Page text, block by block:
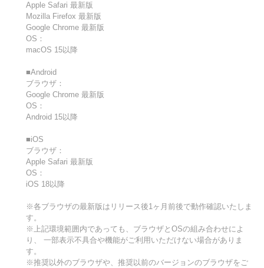
Apple Safari 最新版
Mozilla Firefox 最新版
Google Chrome 最新版
OS：
macOS 15以降
■Android
ブラウザ：
Google Chrome 最新版
OS：
Android 15以降
■iOS
ブラウザ：
Apple Safari 最新版
OS：
iOS 18以降
※各ブラウザの最新版はリリース後1ヶ月前後で動作確認いたしま
す。
※上記環境範囲内であっても、ブラウザとOSの組み合わせによ
り、 一部表示不具合や機能がご利用いただけない場合がありま
す。
※推奨以外のブラウザや、推奨以前のバージョンのブラウザをご